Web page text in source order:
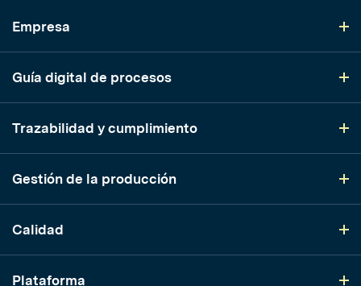
Empresa
Guía digital de procesos
Trazabilidad y cumplimiento
Gestión de la producción
Calidad
Plataforma